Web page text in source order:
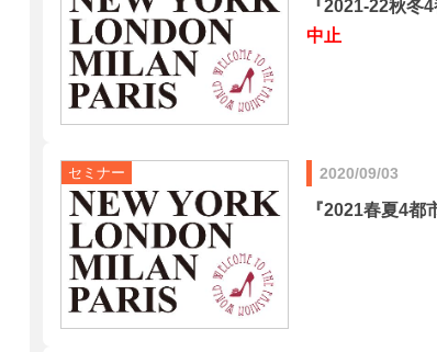
『2021-22秋冬
中止
2020/09/03
『2021春夏4